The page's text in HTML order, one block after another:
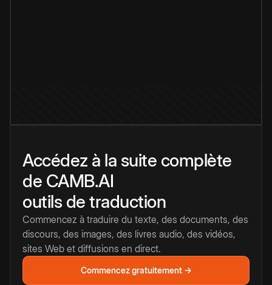
Accédez à la suite complète
de CAMB.AI
outils de traduction
Commencez à traduire du texte, des documents, des
discours, des images, des livres audio, des vidéos,
sites Web et diffusions en direct.
Commencez gratuitement →